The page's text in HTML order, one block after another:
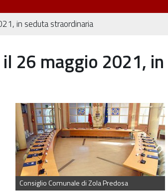
in seduta straordinaria
26 maggio 2021, in
Consiglio Comunale di Zola Predosa